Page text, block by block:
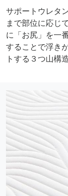
サポートウレタ
まで部位に応じ
に「お尻」を一
することで浮き
トする３つ山構